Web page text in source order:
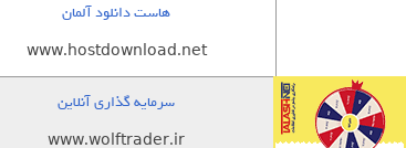
هاست دانلود آلمان
www.hostdownload.net
سرمایه گذاری آنلاین
www.wolftrader.ir